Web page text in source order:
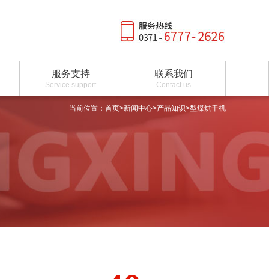
服务支持
Service support
联系我们
Contact us
当前位置： 首页>新闻中心>产品知识>型煤烘干机